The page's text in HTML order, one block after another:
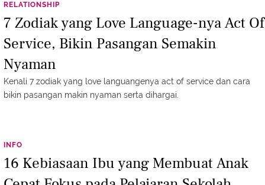
RELATIONSHIP
7 Zodiak yang Love Language-nya Act Of
Service, Bikin Pasangan Semakin
Nyaman
Kenali 7 zodiak yang love languangenya act of service dan cara
bikin pasangan makin nyaman serta dihargai.
INFO
16 Kebiasaan Ibu yang Membuat Anak